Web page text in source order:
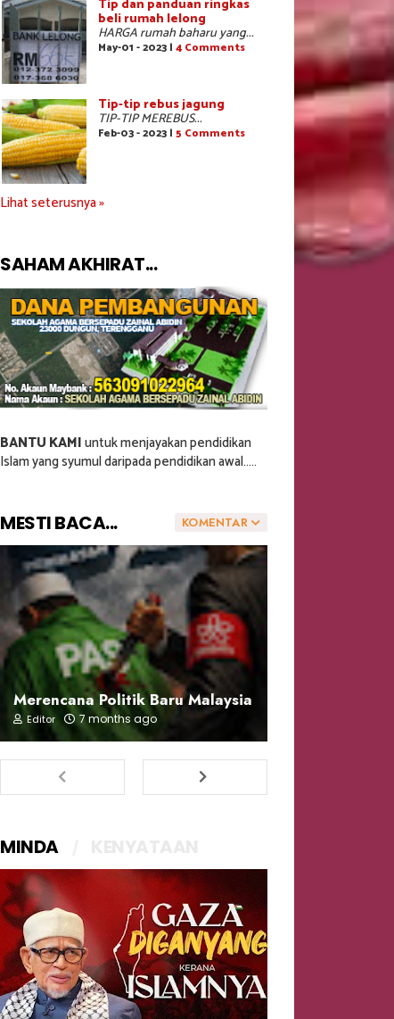
Tip dan panduan ringkas
beli rumah lelong
HARGA rumah baharu yang...
May-01 - 2023 | 4 Comments
Tip-tip rebus jagung
TIP-TIP MEREBUS...
Feb-03 - 2023 | 5 Comments
Lihat seterusnya »
SAHAM AKHIRAT...
BANTU KAMIuntuk menjayakan pendidikan
Islam yang syumul daripada pendidikan awal.....
KOMENTAR
MESTI BACA...
Merencana Politik Baru Malaysia
Editor 7 months ago
MINDA